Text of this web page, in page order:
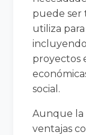
puede ser
utiliza
proyectos
social.
Aunque la
ventajas